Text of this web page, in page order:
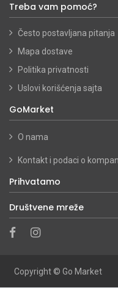
Treba vam pomoć?
Često postavljana pitanja
Mapa dostave
Politika privatnosti
Uslovi korišćenja sajta
GoMarket
O nama
Kontakt i podaci o
Prihvatamo
Društvene mreže
Copyright © Go Market